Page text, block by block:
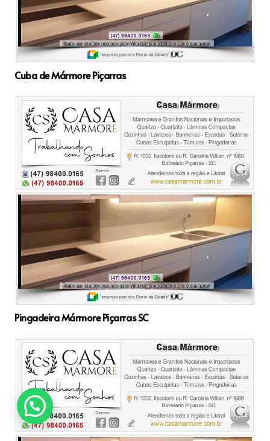
Cuba de Mármore Piçarras
Pingadeira Mármore Piçarras SC